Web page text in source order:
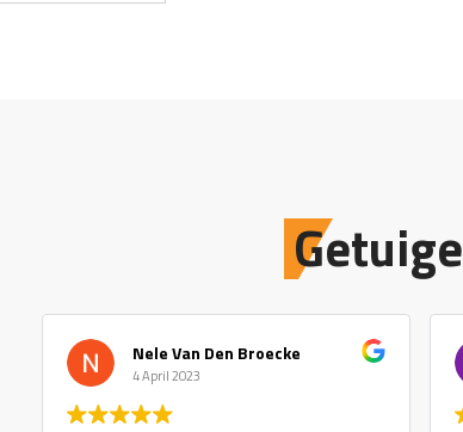
Nele Van Den Broecke
4 April 2023